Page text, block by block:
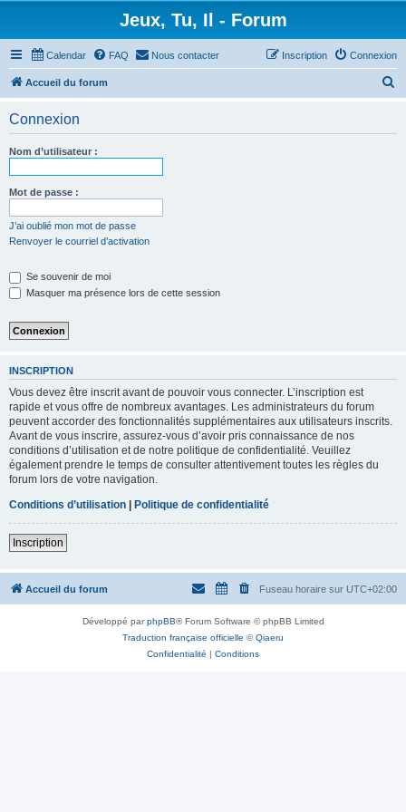
Jeux, Tu, Il - Forum
Calendar FAQ Nous contacter Connexion
Inscription
Accueil du forum
Connexion
Nom d’utilisateur :
Mot de passe :
J’ai oublié mon mot de passe
Renvoyer le courriel d’activation
Se souvenir de moi
Masquer ma présence lors de cette session
INSCRIPTION
Vous devez être inscrit avant de pouvoir vous connecter. L’inscription est
rapide et vous offre de nombreux avantages. Les administrateurs du forum
peuvent accorder des fonctionnalités supplémentaires aux utilisateurs inscrits.
Avant de vous inscrire, assurez-vous d’avoir pris connaissance de nos
conditions d’utilisation et de notre politique de confidentialité. Veuillez
également prendre le temps de consulter attentivement toutes les règles du
forum lors de votre navigation.
Conditions d’utilisation | Politique de confidentialité
Inscription
Accueil du forum Fuseau horaire sur UTC+02:00
Développé parphpBB® Forum Software © phpBB Limited
Traduction française officielle ©Qiaeru
Confidentialité | Conditions